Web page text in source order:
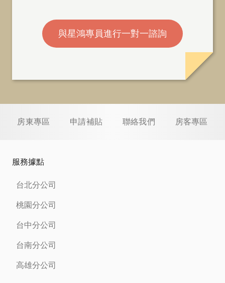
與星鴻專員進行一對一諮詢
房東專區 申請補貼 聯絡我們 房客專區
服務據點
台北分公司
桃園分公司
台中分公司
台南分公司
高雄分公司